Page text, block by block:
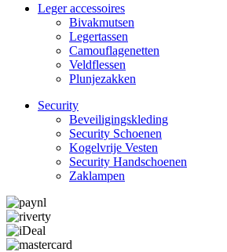
Leger accessoires
Bivakmutsen
Legertassen
Camouflage­­netten
Veldflessen
Plunjezakken
Security
Beveiligings­­kleding
Security Schoenen
Kogelvrije Vesten
Security Hand­­schoenen
Zaklampen